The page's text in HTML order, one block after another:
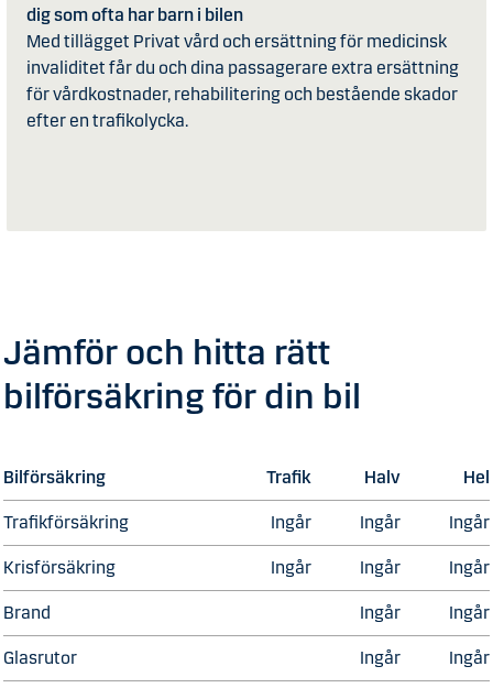
dig som ofta har barn i bilen
Med tillägget Privat vård och ersättning för medicinsk
invaliditet får du och dina passagerare extra ersättning
för vårdkostnader, rehabilitering och bestående skador
efter en trafikolycka.
Jämför och hitta rätt
bilförsäkring för din bil
Bilförsäkring Trafik Halv Hel
Trafikförsäkring Ingår Ingår Ingår
Krisförsäkring Ingår Ingår Ingår
Brand Ingår Ingår
Glasrutor Ingår Ingår